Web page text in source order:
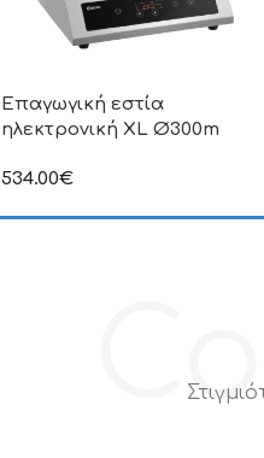
Επαγωγική εστία
ηλεκτρονική XL Ø300m
534.00€
συμπεριλαμβάνεται Φ.Π.Α